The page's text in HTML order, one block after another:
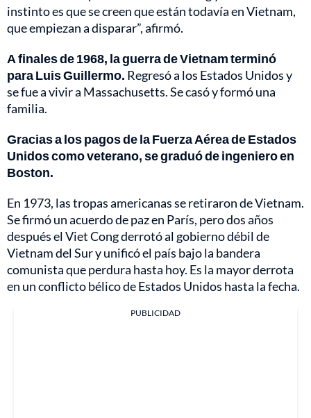
instinto es que se creen que están todavía en Vietnam,
que empiezan a disparar”, afirmó.
A finales de 1968, la guerra de Vietnam terminó
para Luis Guillermo. Regresó a los Estados Unidos y
se fue a vivir a Massachusetts. Se casó y formó una
familia.
Gracias a los pagos de la Fuerza Aérea de Estados
Unidos como veterano, se graduó de ingeniero en
Boston.
En 1973, las tropas americanas se retiraron de Vietnam.
Se firmó un acuerdo de paz en París, pero dos años
después el Viet Cong derrotó al gobierno débil de
Vietnam del Sur y unificó el país bajo la bandera
comunista que perdura hasta hoy. Es la mayor derrota
en un conflicto bélico de Estados Unidos hasta la fecha.
PUBLICIDAD